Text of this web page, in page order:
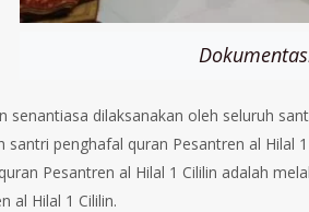
senantiasa dilaksanakan oleh seluruh
santri penghafal quran Pesantren al Hilal
Pesantren al Hilal 1 Cililin adalah
al Hilal 1 Cililin.